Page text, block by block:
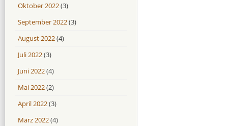
Oktober 2022(3)
September 2022(3)
August 2022(4)
Juli 2022(3)
Juni 2022(4)
Mai 2022(2)
April 2022(3)
März 2022(4)